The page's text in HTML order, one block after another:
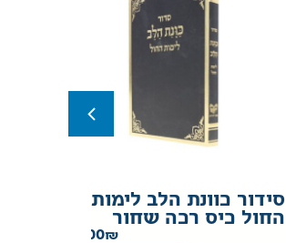
סידור כוונת הלב לימות
החול כיס רכה שחור
10.00